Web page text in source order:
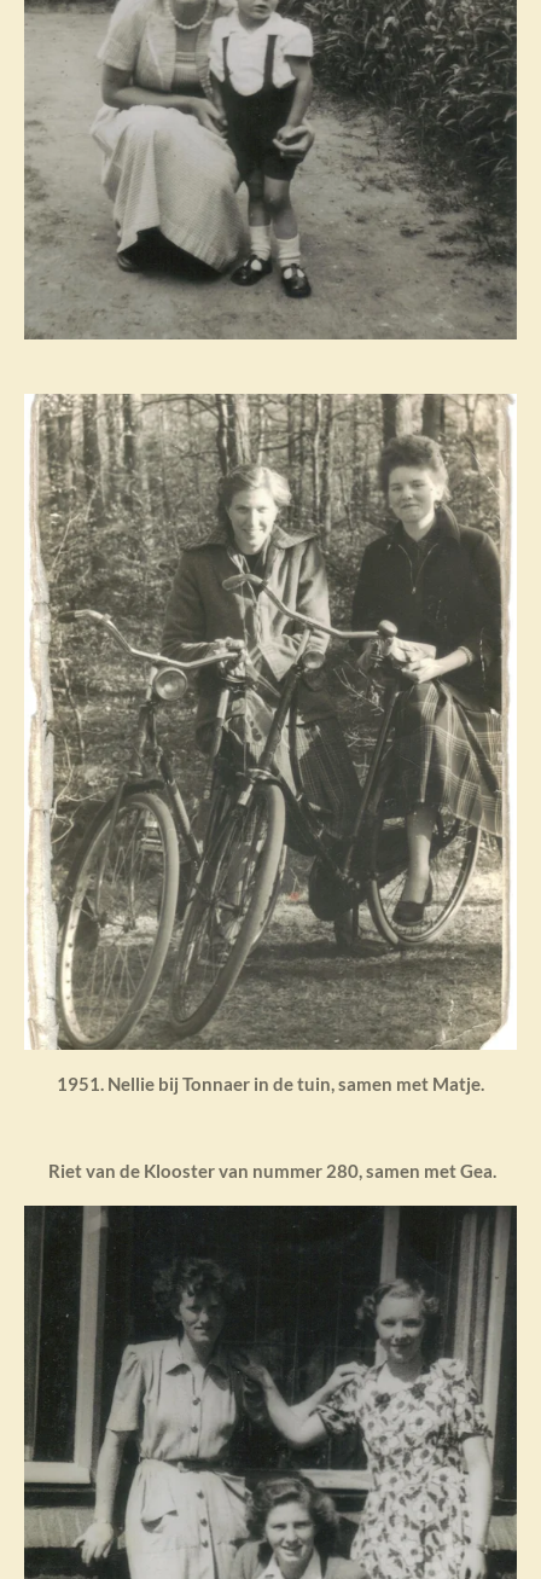
1951. Nellie bij Tonnaer in de tuin, samen met Matje.
Riet van de Klooster van nummer 280, samen met Gea.